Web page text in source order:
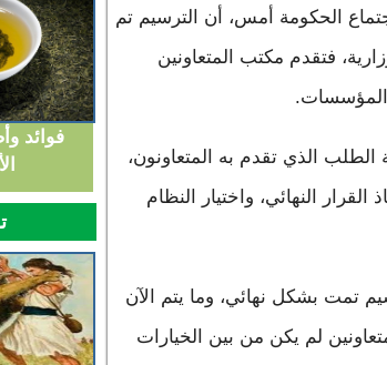
فوائد
الحكومة أمس، أن الترسيم تم
فتقدم مكتب المتعاونين
الذي تقدم به المتعاونون،
النهائي، واختيار النظام
تمت بشكل نهائي، وما يتم الآن
لم يكن من بين الخيارات